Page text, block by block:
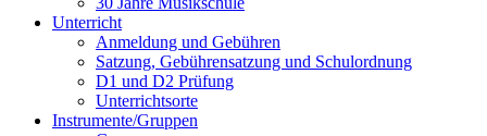
Unterricht
Anmeldung und Gebühren
Satzung, Gebührensatzung und Schulordnung
D1 und D2 Prüfung
Unterrichtsorte
Instrumente/Gruppen